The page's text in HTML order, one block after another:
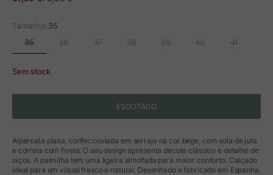
Tamanho:35
35
36 37 38 39 40 41
Sem stock
ESGOTADO
Alpercata plana, confeccionada em serraje na cor bege, com sola de juta
e correia com fivela. O seu design apresenta decote clássico e detalhe de
laços. A palmilha tem uma ligeira almofada para maior conforto. Calçado
ideal para um visual fresco e natural. Desenhado e fabricado em Espanha.